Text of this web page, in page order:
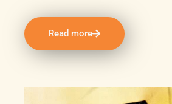
Read more